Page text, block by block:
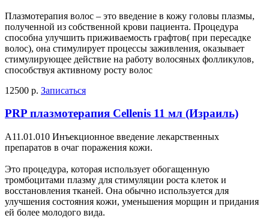
Плазмотерапия волос – это введение в кожу головы плазмы,
полученной из собственной крови пациента. Процедура
способна улучшить приживаемость графтов( при пересадке
волос), она стимулирует процессы заживления, оказывает
стимулирующее действие на работу волосяных фолликулов,
способствуя активному росту волос
12500 р. Записаться
PRP плазмотерапия Cellenis 11 мл (Израиль)
А11.01.010 Инъекционное введение лекарственных
препаратов в очаг поражения кожи.
Это процедура, которая использует обогащенную
тромбоцитами плазму для стимуляции роста клеток и
восстановления тканей. Она обычно используется для
улучшения состояния кожи, уменьшения морщин и придания
ей более молодого вида.